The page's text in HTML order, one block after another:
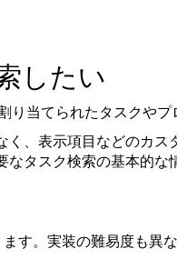
したい
当てられたタスクやプ
、表示項目などのカ
タスク検索の基本的な
す。実装の難易度も異